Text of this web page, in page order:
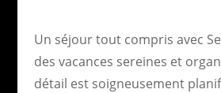
Un séjour tout compris avec
des vacances sereines et
détail est soigneusement